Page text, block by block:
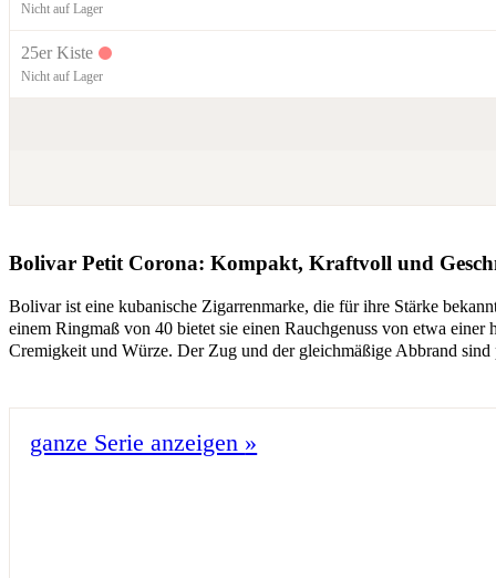
Nicht auf Lager
25er Kiste
Nicht auf Lager
ganze Serie anzeigen »
Bolivar Petit Corona: Kompakt, Kraftvoll und
Bolivar ist eine kubanische Zigarrenmarke, die für ihre Stärke
einem Ringmaß von 40 bietet sie einen Rauchgenuss von etwa
Cremigkeit und Würze. Der Zug und der gleichmäßige Abbrand sind